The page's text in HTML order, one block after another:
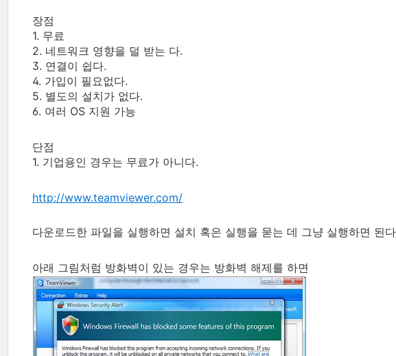
장점
1. 무료
2. 네트워크 영향을 덜 받는 다.
3. 연결이 쉽다.
4. 가입이 필요없다.
5. 별도의 설치가 없다.
6. 여러 OS 지원 가능
단점
1. 기업용인 경우는 무료가 아니다.
http://www.teamviewer.com/
다운로드한 파일을 실행하면 설치 혹은 실행을 묻는 데 그냥 실행하면 된
아래 그림처럼 방화벽이 있는 경우는 방화벽 해제를 하면